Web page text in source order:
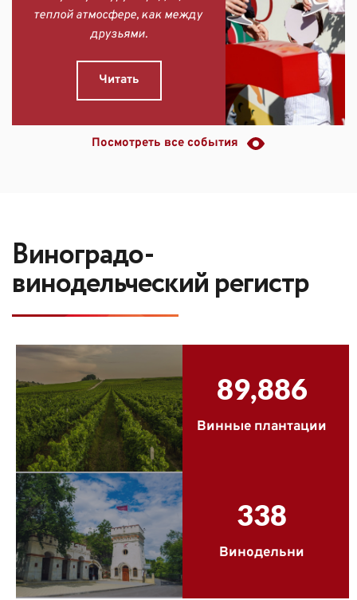
теплой атмосфере, как между
друзьями.
Читать
Посмотреть все события
Виноградо-
винодельческий регистр
89,886
Винные плантации
338
Винодельни